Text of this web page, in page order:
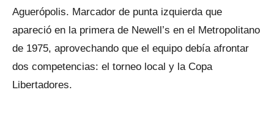
Aguerópolis. Marcador de punta izquierda que
apareció en la primera de Newell’s en el Metropolitano
de 1975, aprovechando que el equipo debía afrontar
dos competencias: el torneo local y la Copa
Libertadores.